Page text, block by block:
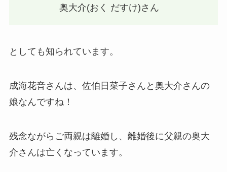
奥大介(おく だすけ)さん
としても知られています。
成海花音さんは、佐伯日菜子さんと奥大介さんの
娘なんですね！
残念ながらご両親は離婚し、離婚後に父親の奥大
介さんは亡くなっています。